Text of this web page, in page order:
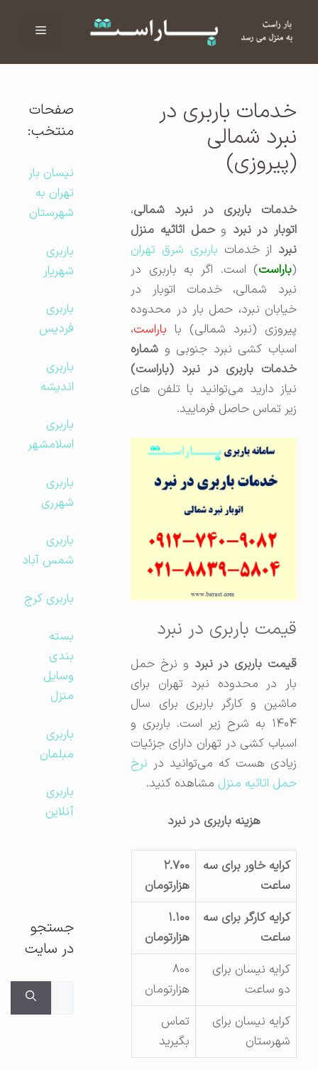
فهرست
خدمات باربری در
نبرد شمالی
(پیروزی)
خدمات باربری در نبرد شمالی،
اتوبار در نبرد وحمل اثاثیه منزل
نبرداز خدماتباربری شرق تهران
باراست) است. اگر به باربری در
نبرد شمالی، خدمات اتوبار در
خیابان نبرد، حمل بار در محدوده
پیروزی (نبرد شمالی) با باراست،
اسباب کشی نبرد جنوبی وشماره
خدمات باربری در نبرد (باراست)
نیاز دارید می‌توانید با تلفن های
زیر تماس حاصل فرمایید.
قیمت باربری در نبرد
قیمت باربری در نبرد و نرخ حمل
بار در محدوده نبرد تهران برای
ماشین و کارگر باربری برای سال
۱۴۰۴ به شرح زیر است. باربری و
اسباب کشی در تهران دارای جزئیات
زیادی هست که می‌توانید در نرخ
حمل اثاثیه منزلمشاهده کنید.
هزینه باربری در نبرد
کرایه خاور برای سه
ساعت
۲.۷۰۰
هزارتومان
کرایه کارگر برای سه
ساعت
۱.۱۰۰
هزارتومان
کرایه نیسان برای
دو ساعت
هزارتومان
کرایه نیسان برای
شهرستان
تماس
بگیرید
صفحات
منتخب:
نیسان بار
تهران به
شهرستان
باربری
شهریار
باربری
فردیس
باربری
اندیشه
باربری
اسلامشهر
باربری
شهرری
باربری
شمس آباد
باربری کرج
بسته
بندی
وسایل
منزل
باربری
مبلمان
باربری
آنلاین
جستجو
در سایت